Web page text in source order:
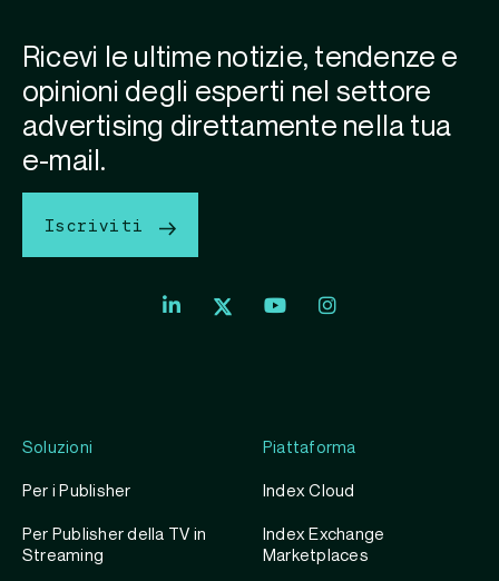
Soluzioni
Per i Publisher
Per Publisher della TV in
Streaming
Piattaforma
Index Cloud
Index Exchange
Marketplaces
Ricevi le ultime notizie, tendenze e
opinioni degli esperti nel settore
advertising direttamente nella tua
e-mail.
Iscriviti